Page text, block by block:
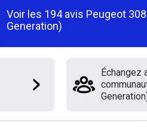
Voir les 194avis Peugeot
Generation)
Échangez